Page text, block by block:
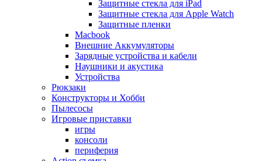
Защитные стекла для iPad
Защитные стекла для Apple Watch
Защитные пленки
Macbook
Внешние Аккумуляторы
Зарядные устройства и кабели
Наушники и акустика
Устройства
Рюкзаки
Конструкторы и Хобби
Пылесосы
Игровые приставки
игры
консоли
периферия